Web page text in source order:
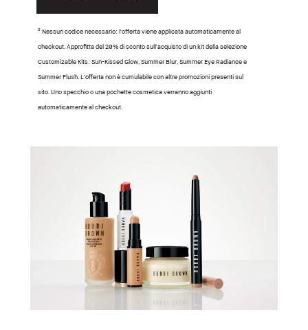
² Nessun codice necessario: l'offerta viene applicata automaticamente al
checkout. Approfitta del 20% di sconto sull'acquisto di un kit della selezione
Customizable Kits: Sun-Kissed Glow, Summer Blur, Summer Eye Radiance e
Summer Flush. L'offerta non è cumulabile con altre promozioni presenti sul
sito. Uno specchio o una pochette cosmetica verranno aggiunti
automaticamente al checkout.